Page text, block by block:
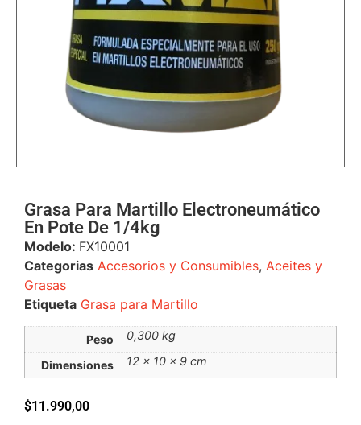
Grasa Para Martillo Electroneumático
En Pote De 1/4kg
Modelo: FX10001
Categorias Accesorios y Consumibles, Aceites y
Grasas
Etiqueta Grasa para Martillo
Peso 0,300 kg
Dimensiones 12 × 10 × 9 cm
$11.990,00